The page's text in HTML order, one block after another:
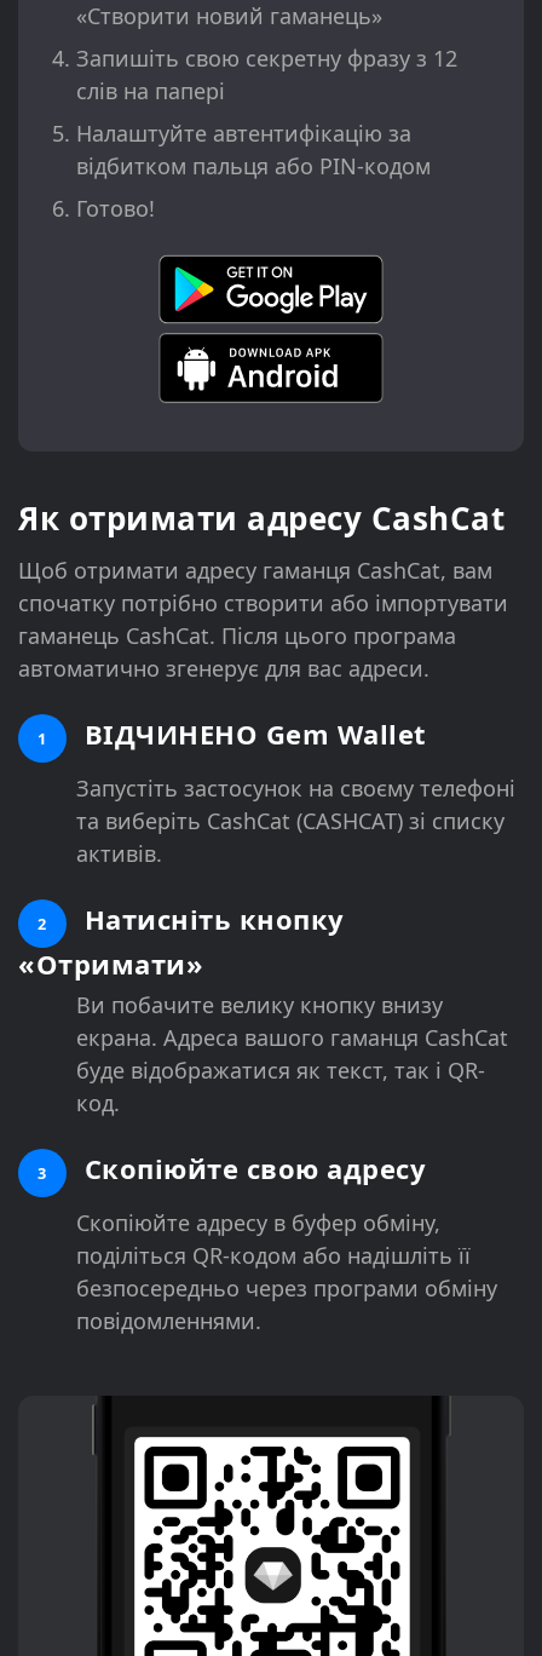
«Створити новий гаманець»
Запишіть свою секретну фразу з 12
слів на папері
Налаштуйте автентифікацію за
відбитком пальця або PIN-кодом
Готово!
Як отримати адресу CashCat
Щоб отримати адресу гаманця CashCat, вам
спочатку потрібно створити або імпортувати
гаманець CashCat. Після цього програма
автоматично згенерує для вас адреси.
1 ВІДЧИНЕНО Gem Wallet
Запустіть застосунок на своєму телефоні
та виберіть CashCat (CASHCAT) зі списку
активів.
2
Натисніть кнопку
«Отримати»
Ви побачите велику кнопку внизу
екрана. Адреса вашого гаманця CashCat
буде відображатися як текст, так і QR-
код.
3 Скопіюйте свою адресу
Скопіюйте адресу в буфер обміну,
поділіться QR-кодом або надішліть її
безпосередньо через програми обміну
повідомленнями.